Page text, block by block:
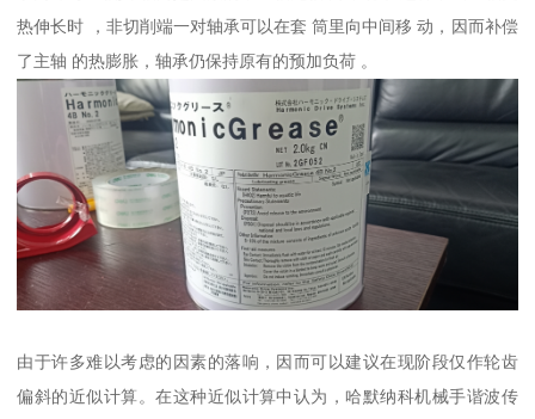
热伸长时 ，非切削端一对轴承可以在套 筒里向中间移 动，因而补偿
了主轴 的热膨胀，轴承仍保持原有的预加负荷 。
由于许多难以考虑的因素的落响，因而可以建议在现阶段仅作轮齿
偏斜的近似计算。在这种近似计算中认为，哈默纳科机械手谐波传